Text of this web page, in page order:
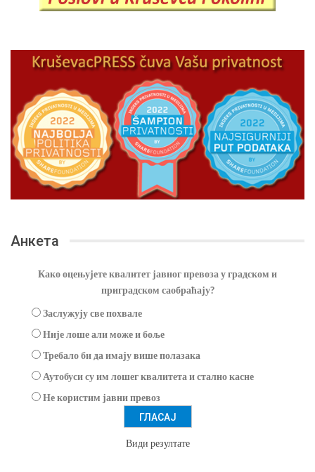
Анкета
Како оцењујете квалитет јавног превоза у градском и
приградском саобраћају?
Заслужују све похвале
Није лоше али може и боље
Требало би да имају више полазака
Аутобуси су им лошег квалитета и стално касне
Не користим јавни превоз
Види резултате